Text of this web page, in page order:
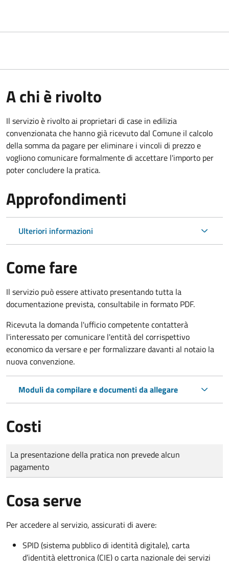
A chi è rivolto
Il servizio è rivolto ai proprietari di case in edilizia
convenzionata che hanno già ricevuto dal Comune il calcolo
della somma da pagare per eliminare i vincoli di prezzo e
vogliono comunicare formalmente di accettare l'importo per
poter concludere la pratica.
Approfondimenti
Ulteriori informazioni
Come fare
Il servizio può essere attivato presentando tutta la
documentazione prevista, consultabile in formato PDF.
Ricevuta la domanda l'ufficio competente contatterà
l'interessato per comunicare l'entità del corrispettivo
economico da versare e per formalizzare davanti al notaio la
nuova convenzione.
Moduli da compilare e documenti da allegare
Costi
Tipo di pagamento
Importo
La presentazione della pratica non prevede alcun
pagamento
Cosa serve
Per accedere al servizio, assicurati di avere:
SPID (sistema pubblico di identità digitale), carta
d’identità elettronica (CIE) o carta nazionale dei servizi